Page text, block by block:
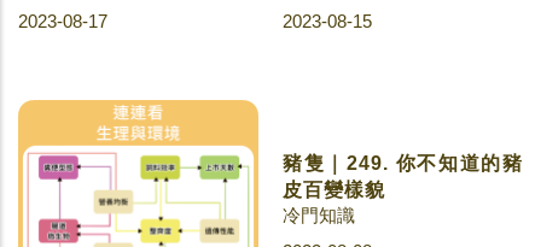
2023-08-17
2023-08-15